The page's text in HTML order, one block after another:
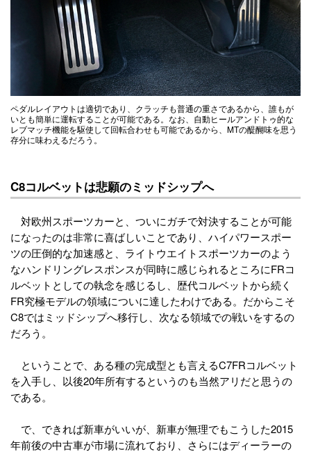
ペダルレイアウトは適切であり、クラッチも普通の重さであるから、誰もが
いとも簡単に運転することが可能である。なお、自動ヒールアンドトゥ的な
レブマッチ機能を駆使して回転合わせも可能であるから、MTの醍醐味を思う
存分に味わえるだろう。
C8コルベットは悲願のミッドシップへ
対欧州スポーツカーと、ついにガチで対決することが可能
になったのは非常に喜ばしいことであり、ハイパワースポー
ツの圧倒的な加速感と、ライトウエイトスポーツカーのよう
なハンドリングレスポンスが同時に感じられるところにFRコ
ルベットとしての執念を感じるし、歴代コルベットから続く
FR究極モデルの領域についに達したわけである。だからこそ
C8ではミッドシップへ移行し、次なる領域での戦いをするの
だろう。
ということで、ある種の完成型とも言えるC7FRコルベット
を入手し、以後20年所有するというのも当然アリだと思うの
である。
で、できれば新車がいいが、新車が無理でもこうした2015
年前後の中古車が市場に流れており、さらにはディーラーの